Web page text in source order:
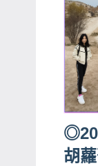
賓、
News
金
探
號
節
目
班
胡